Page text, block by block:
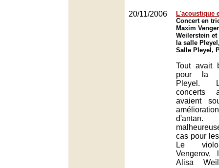
20/11/2006
L'acoustique
Concert en
Maxim
Weilerstein
la salle
Salle Pleyel,
Tout avait
pour la
Pleyel.
concerts
avaient
cas pour
Le
Vengerov,
Alisa